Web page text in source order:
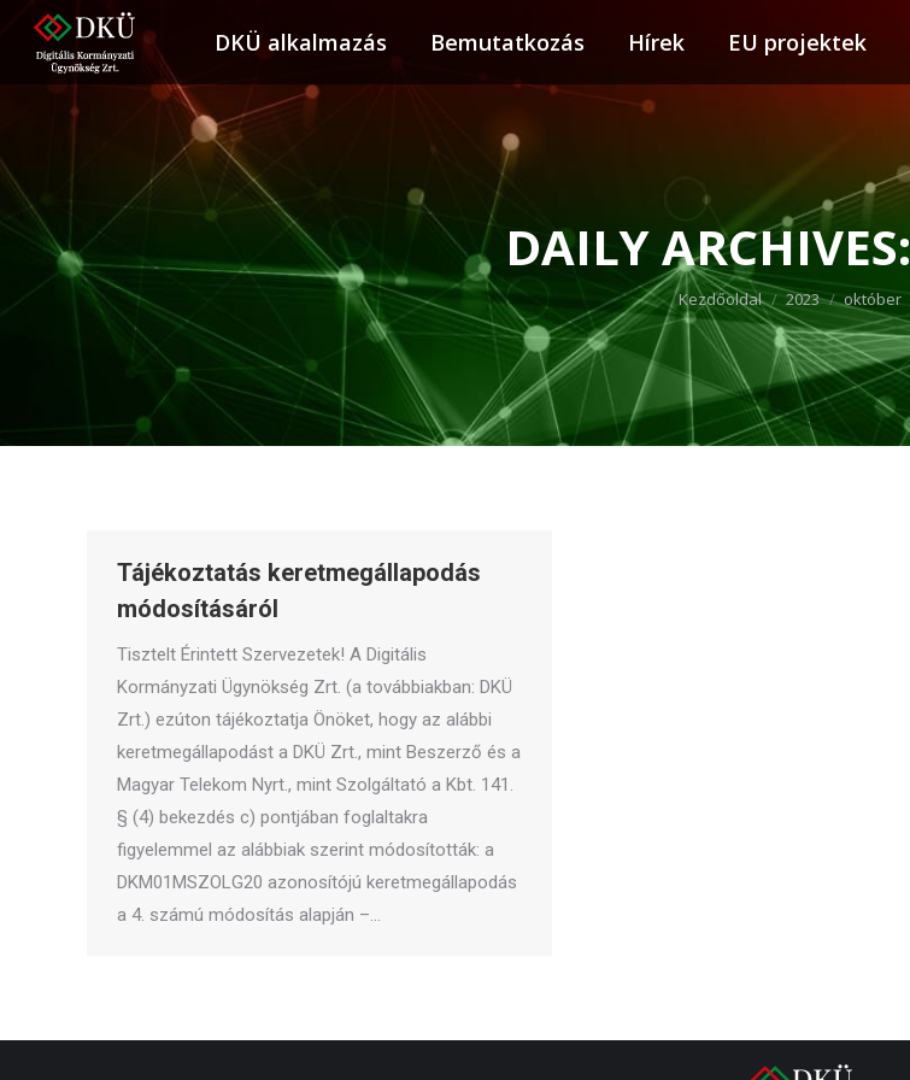
DKÜ alkalmazás Bemutatkozás Hírek EU projektek
DAILY ARCHIVES:
You are here:
Kezdőoldal 2023 október
Tájékoztatás keretmegállapodás
módosításáról
Tisztelt Érintett Szervezetek! A Digitális
Kormányzati Ügynökség Zrt. (a továbbiakban: DKÜ
Zrt.) ezúton tájékoztatja Önöket, hogy az alábbi
keretmegállapodást a DKÜ Zrt., mint Beszerző és a
Magyar Telekom Nyrt., mint Szolgáltató a Kbt. 141.
§ (4) bekezdés c) pontjában foglaltakra
figyelemmel az alábbiak szerint módosították: a
DKM01MSZOLG20 azonosítójú keretmegállapodás
a 4. számú módosítás alapján –…
DKÜ alkalmazás Bemutatkozás Hírek EU projektek